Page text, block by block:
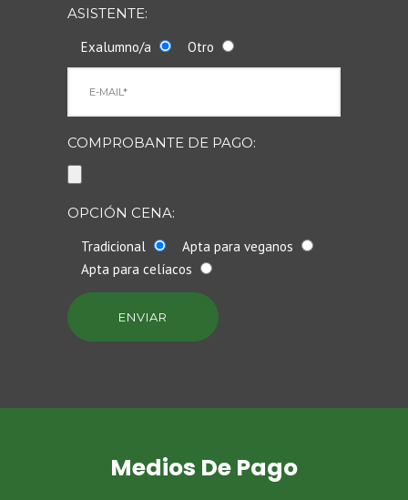
ASISTENTE:
Exalumno/a
Otro
COMPROBANTE DE PAGO:
OPCIÓN CENA:
Tradicional
Apta para veganos
Apta para celíacos
Medios De Pago